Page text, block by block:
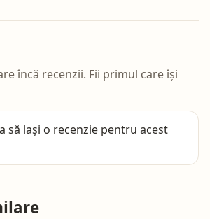
încă recenzii. Fii primul care își
să lași o recenzie pentru acest